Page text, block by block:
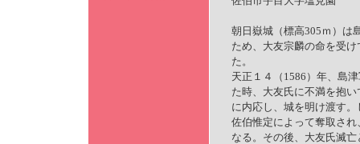
朝日嶽城（標高305ｍ）は
ため、大友宗麟の命を受
た。
天正１４（1586）年、島
た時、大友氏に不満を抱
に内応し、城を明け渡す
佐伯惟定によって奪取さ
なる。その後、大友氏滅